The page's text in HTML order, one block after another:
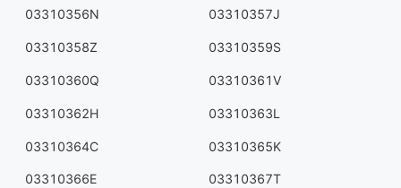
03310356N 03310357J
03310358Z 03310359S
03310360Q 03310361V
03310362H 03310363L
03310364C 03310365K
03310366E 03310367T